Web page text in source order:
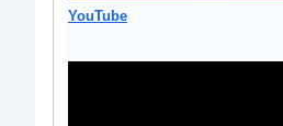
YouTube